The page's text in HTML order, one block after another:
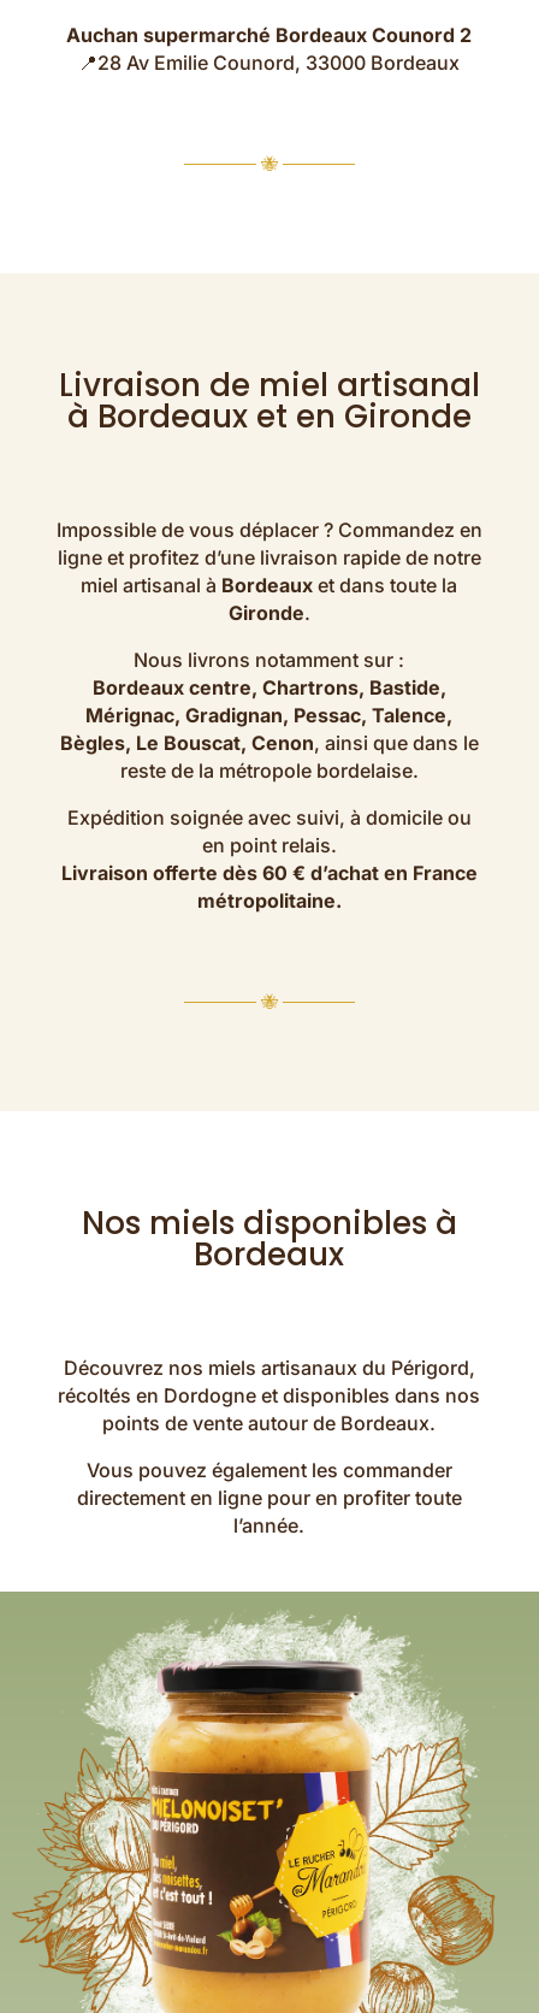
Auchan supermarché Bordeaux Counord 2
📍28 Av Emilie Counord, 33000 Bordeaux
────── 🐝 ──────
Livraison de miel artisanal
à Bordeaux et en Gironde
Impossible de vous déplacer ? Commandez en
ligne et profitez d’une livraison rapide de notre
miel artisanal à Bordeaux et dans toute la
Gironde.
Nous livrons notamment sur :
Bordeaux centre, Chartrons, Bastide,
Mérignac, Gradignan, Pessac, Talence,
Bègles, Le Bouscat, Cenon, ainsi que dans le
reste de la métropole bordelaise.
Expédition soignée avec suivi, à domicile ou
en point relais.
Livraison offerte dès 60 € d’achat en France
métropolitaine.
────── 🐝 ──────
Nos miels disponibles à
Bordeaux
Découvrez nos miels artisanaux du Périgord,
récoltés en Dordogne et disponibles dans nos
points de vente autour de Bordeaux.
Vous pouvez également les commander
directement en ligne pour en profiter toute
l’année.